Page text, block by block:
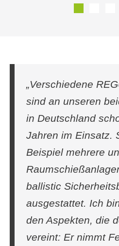
„Verschiedene
sind an unseren
in Deutschland
Jahren im Einsatz.
Beispiel mehrere
ballistic
ausgestattet. Ich
den Aspekten, die
vereint: Er nimmt